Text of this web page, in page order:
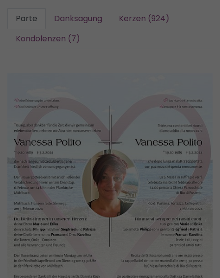
Parte Danksagung
Kerzen (924)
Kondolenzen (7)